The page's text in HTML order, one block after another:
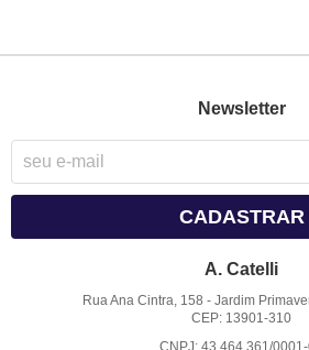
Newsletter
CADASTRAR
A. Catelli
Rua Ana Cintra, 158 - Jardim
CEP: 13901-310